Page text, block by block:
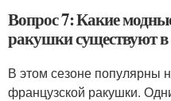
Вопрос 7: Какие
ракушки существуют в
В этом сезоне популярны
французской ракушки.